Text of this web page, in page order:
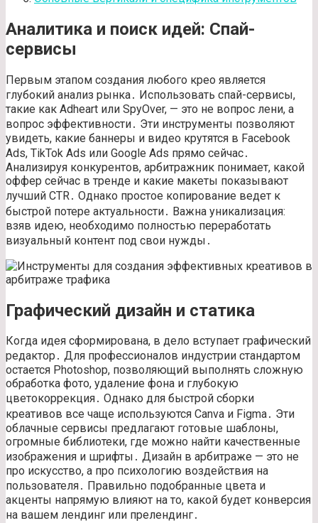
Аналитика и поиск идей: Спай-
сервисы
Первым этапом создания любого крео является
глубокий анализ рынка․ Использовать спай-сервисы,
такие как Adheart или SpyOver, — это не вопрос лени, а
вопрос эффективности․ Эти инструменты позволяют
увидеть, какие баннеры и видео крутятся в Facebook
Ads, TikTok Ads или Google Ads прямо сейчас․
Анализируя конкурентов, арбитражник понимает, какой
оффер сейчас в тренде и какие макеты показывают
лучший CTR․ Однако простое копирование ведет к
быстрой потере актуальности․ Важна уникализация:
взяв идею, необходимо полностью переработать
визуальный контент под свои нужды․
Графический дизайн и статика
Когда идея сформирована, в дело вступает графический
редактор․ Для профессионалов индустрии стандартом
остается Photoshop, позволяющий выполнять сложную
обработка фото, удаление фона и глубокую
цветокоррекция․ Однако для быстрой сборки
креативов все чаще используются Canva и Figma․ Эти
облачные сервисы предлагают готовые шаблоны,
огромные библиотеки, где можно найти качественные
изображения и шрифты․ Дизайн в арбитраже — это не
про искусство, а про психологию воздействия на
пользователя․ Правильно подобранные цвета и
акценты напрямую влияют на то, какой будет конверсия
на вашем лендинг или прелендинг․